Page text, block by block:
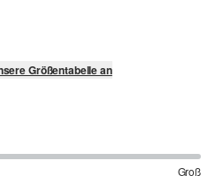
Größentabelle an
Groß